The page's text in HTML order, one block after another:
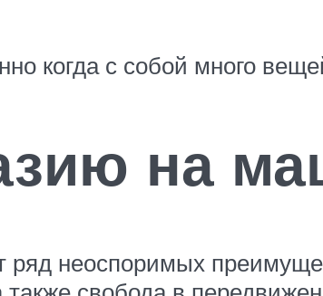
когда с собой много
на
ряд неоспоримых